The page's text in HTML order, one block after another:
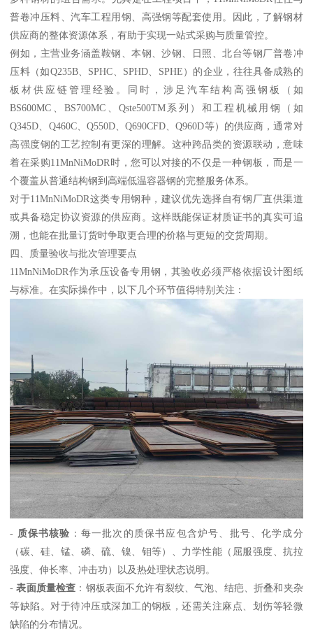
普卷冲压料、汽车工程用钢、高强钢等配套使用。因此，了解钢材
供应商的整体资源体系，有助于实现一站式采购与质量管控。
例如，主营业务涵盖鞍钢、本钢、沙钢、日照、北台等钢厂普卷冲
压料（如Q235B、SPHC、SPHD、SPHE）的企业，往往具备成熟的
板材供应链管理经验。同时，涉足汽车结构高强钢板（如
BS600MC、BS700MC、Qste500TM系列）和工程机械用钢（如
Q345D、Q460C、Q550D、Q690CFD、Q960D等）的供应商，通常对
高强度钢的工艺控制有更深的理解。这种跨品类的资源联动，意味
着在采购11MnNiMoDR时，您可以对接的不仅是一种钢板，而是一
个覆盖从普通结构钢到高端低温容器钢的完整服务体系。
对于11MnNiMoDR这类专用钢种，建议优先选择自有钢厂直供渠道
或具备稳定协议资源的供应商。这样既能保证材质证书的真实可追
溯，也能在批量订货时争取更合理的价格与更短的交货周期。
四、质量验收与批次管理要点
11MnNiMoDR作为承压设备专用钢，其验收必须严格依据设计图纸
与标准。在实际操作中，以下几个环节值得特别关注：
- 质保书核验 ：每一批次的质保书应包含炉号、批号、化学成分
（碳、硅、锰、磷、硫、镍、钼等）、力学性能（屈服强度、抗拉
强度、伸长率、冲击功）以及热处理状态说明。
-表面质量检查 ：钢板表面不允许有裂纹、气泡、结疤、折叠和夹杂
等缺陷。对于待冲压或深加工的钢板，还需关注麻点、划伤等轻微
缺陷的分布情况。